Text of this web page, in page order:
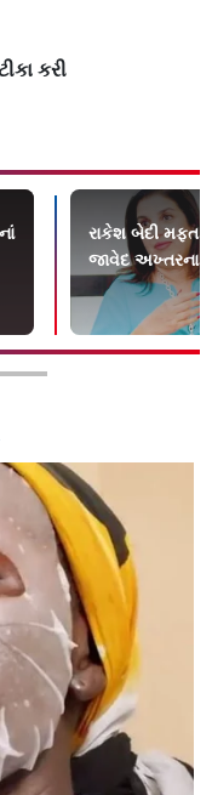
કરી
રાકેશ બેદી મફત
જાવેદ અખ્તરના